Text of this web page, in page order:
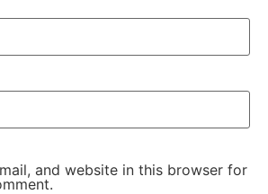
and website in this browser for